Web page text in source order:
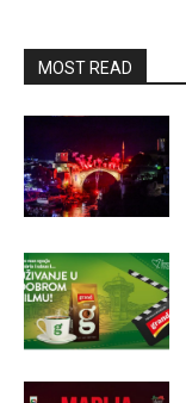
MOST READ